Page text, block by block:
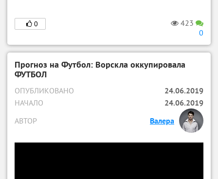
0
423
0
Прогноз на Футбол: Ворскла оккупировала
ФУТБОЛ
ОПУБЛИКОВАНО
24.06.2019
НАЧАЛО
24.06.2019
АВТОР
Валера